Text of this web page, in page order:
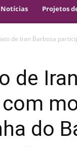
–
Notícias Projetos
de Iran Barbosa
de
do